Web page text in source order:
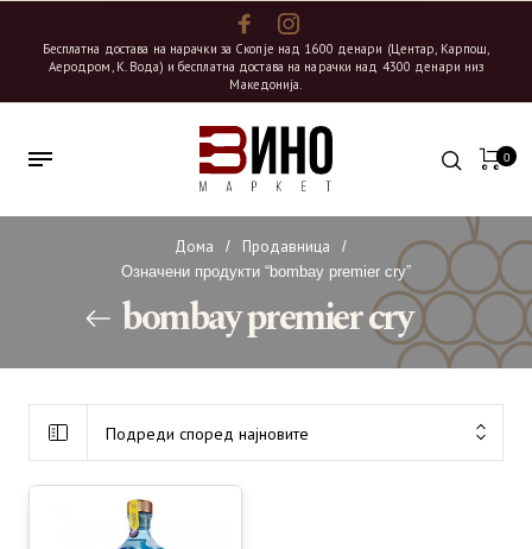
Бесплатна достава на нарачки за Скопје над 1600 денари (Центар, Карпош,
Аеродром, К. Вода) и бесплатна достава на нарачки над 4300 денари низ
Македонија.
0
Дома / Продавница
/
Означени продукти “bombay premier cry”
bombay premier cry
Подреди според најновите